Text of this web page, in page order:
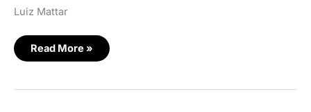
Luiz Mattar
desenvolvimento
do
Read More »